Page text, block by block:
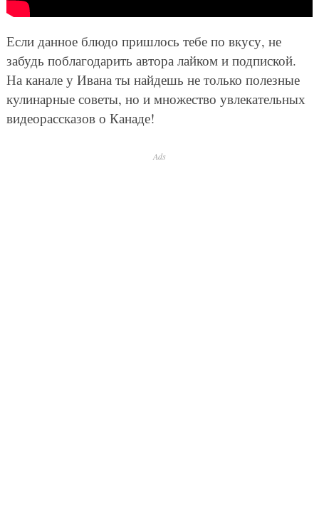
Если данное блюдо пришлось тебе по вкусу, не
забудь поблагодарить автора лайком и подпиской.
На канале у Ивана ты найдешь не только полезные
кулинарные советы, но и множество увлекательных
видеорассказов о Канаде!
Ads